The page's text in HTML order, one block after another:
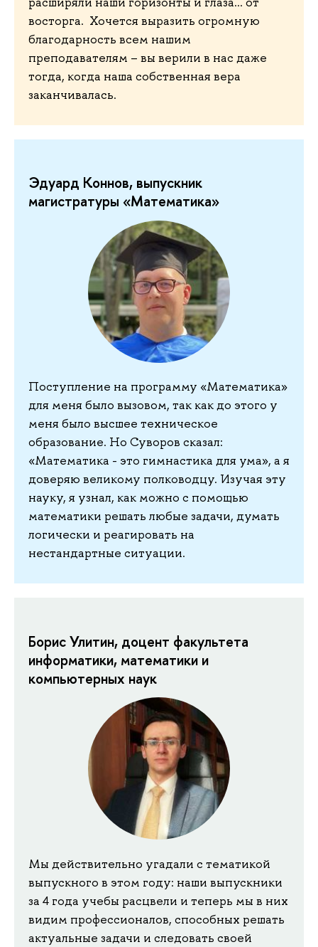
восторга. Хочется выразить огромную
благодарность всем нашим
преподавателям – вы верили в нас даже
тогда, когда наша собственная вера
заканчивалась.
Эдуард Коннов, выпускник
магистратуры «Математика»
Поступление на программу «Математика»
для меня было вызовом, так как до этого у
меня было высшее техническое
образование. Но Суворов сказал:
«Математика - это гимнастика для ума», а я
доверяю великому полководцу. Изучая эту
науку, я узнал, как можно с помощью
математики решать любые задачи, думать
логически и реагировать на
нестандартные ситуации.
Борис Улитин, доцент факультета
информатики, математики и
компьютерных наук
Мы действительно угадали с тематикой
выпускного в этом году: наши выпускники
за 4 года учебы расцвели и теперь мы в них
видим профессионалов, способных решать
актуальные задачи и следовать своей